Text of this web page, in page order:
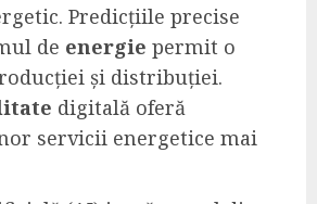
Predicțiile precise
de energie permit o
și distribuției.
digitală oferă
servicii energetice mai